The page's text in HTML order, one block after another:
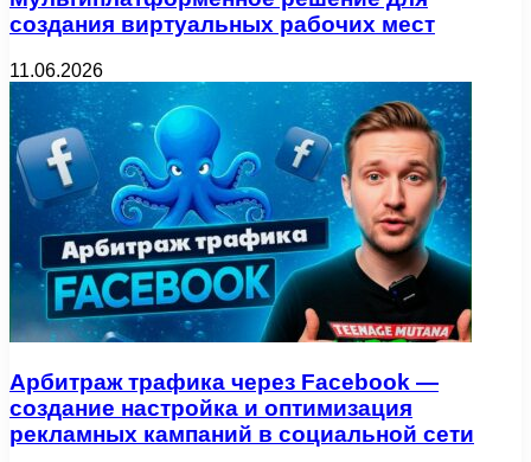
создания виртуальных рабочих мест
11.06.2026
Арбитраж трафика через Facebook —
создание настройка и оптимизация
рекламных кампаний в социальной сети